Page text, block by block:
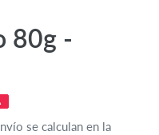
80g -
se calculan en la